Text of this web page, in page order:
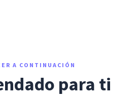
A CONTINUACIÓN
para ti